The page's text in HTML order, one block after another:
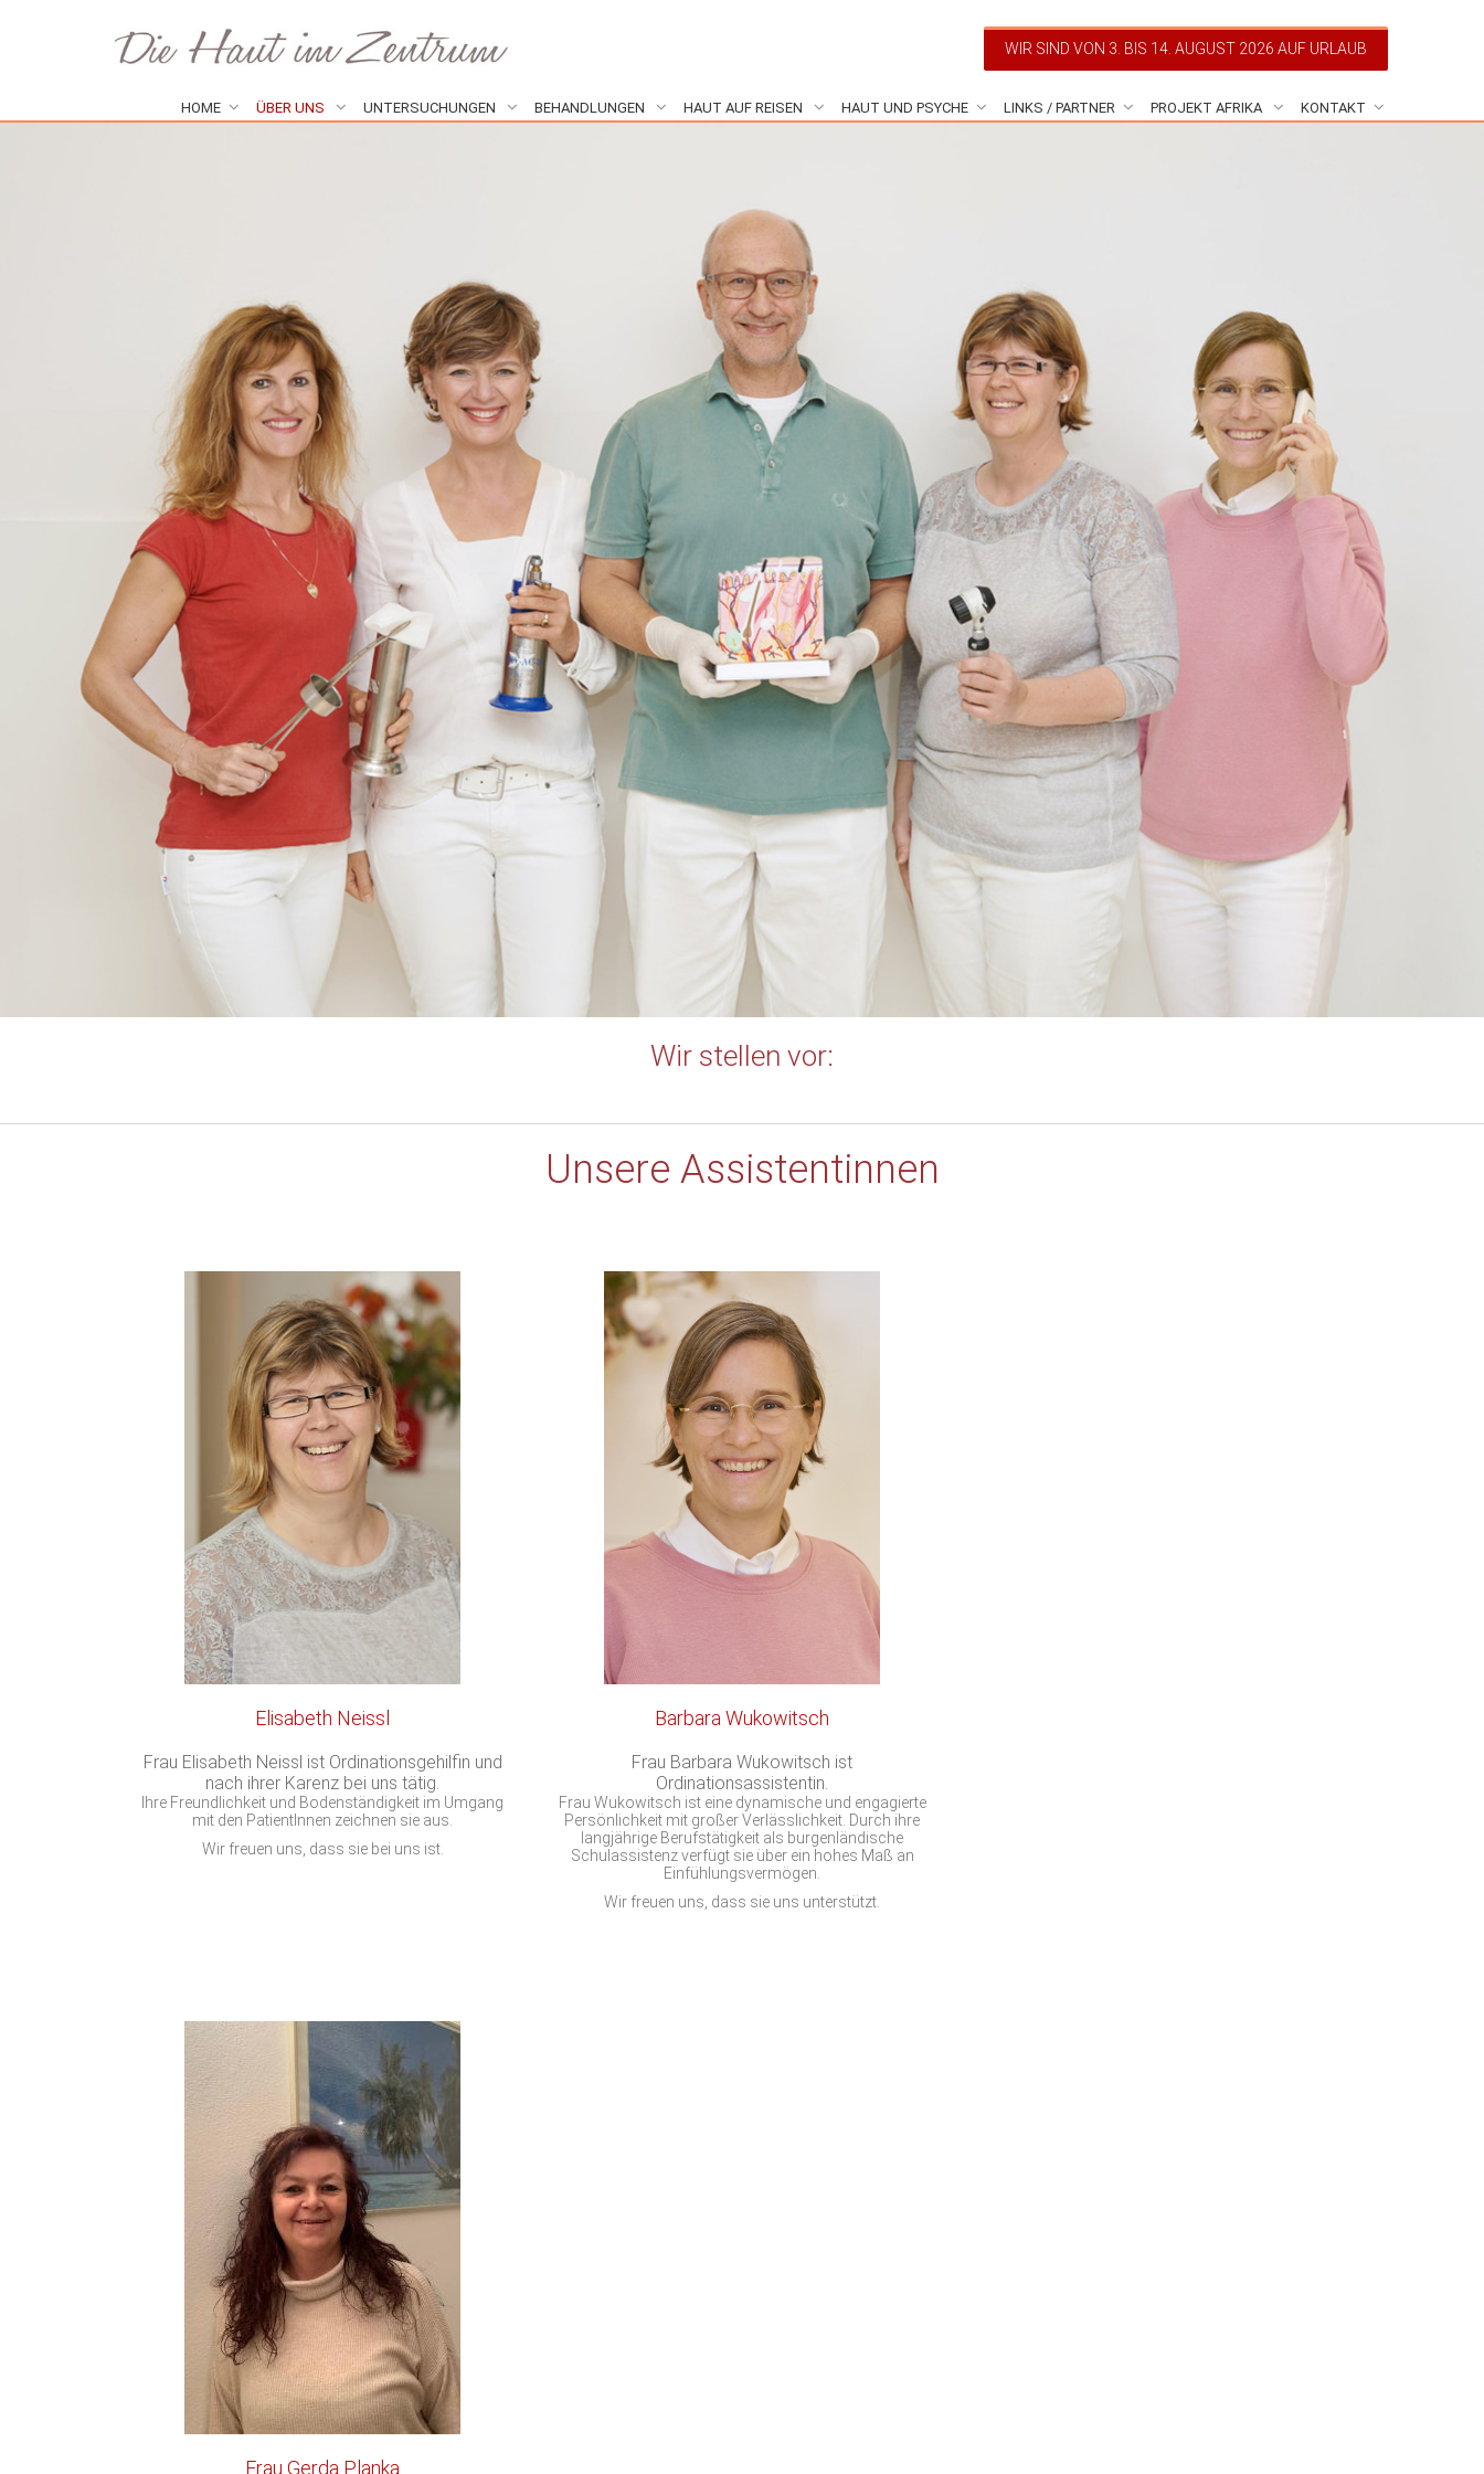
WIR SIND VON 3. BIS 14. AUGUST 2026 AUF URLAUB
HOME ÜBER UNS UNTERSUCHUNGEN BEHANDLUNGEN HAUT AUF REISEN HAUT UND PSYCHE LINKS / PARTNER PROJEKT AFRIKA KONTAKT
Wir stellen vor:
Unsere Assistentinnen
Elisabeth Neissl
Frau Elisabeth Neissl ist Ordinationsgehilfin und
nach ihrer Karenz bei uns tätig.
Ihre Freundlichkeit und Bodenständigkeit im Umgang
mit den PatientInnen zeichnen sie aus.
Wir freuen uns, dass sie bei uns ist.
Barbara Wukowitsch
Frau Barbara Wukowitsch ist
Ordinationsassistentin.
Frau Wukowitsch ist eine dynamische und engagierte
Persönlichkeit mit großer Verlässlichkeit. Durch ihre
langjährige Berufstätigkeit als burgenländische
Schulassistenz verfügt sie über ein hohes Maß an
Einfühlungsvermögen.
Wir freuen uns, dass sie uns unterstützt.
Frau Gerda Planka